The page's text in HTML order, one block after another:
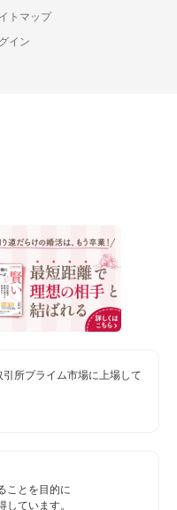
トマップ
イン
所プライム市場に上場して
ことを目的に
しています。